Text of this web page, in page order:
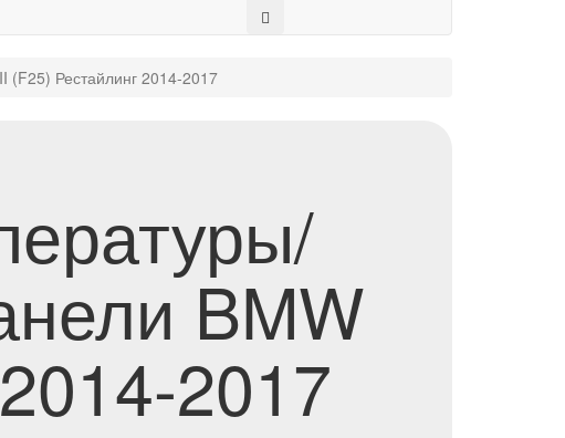
(F25) Рестайлинг 2014-2017
BMW
2017